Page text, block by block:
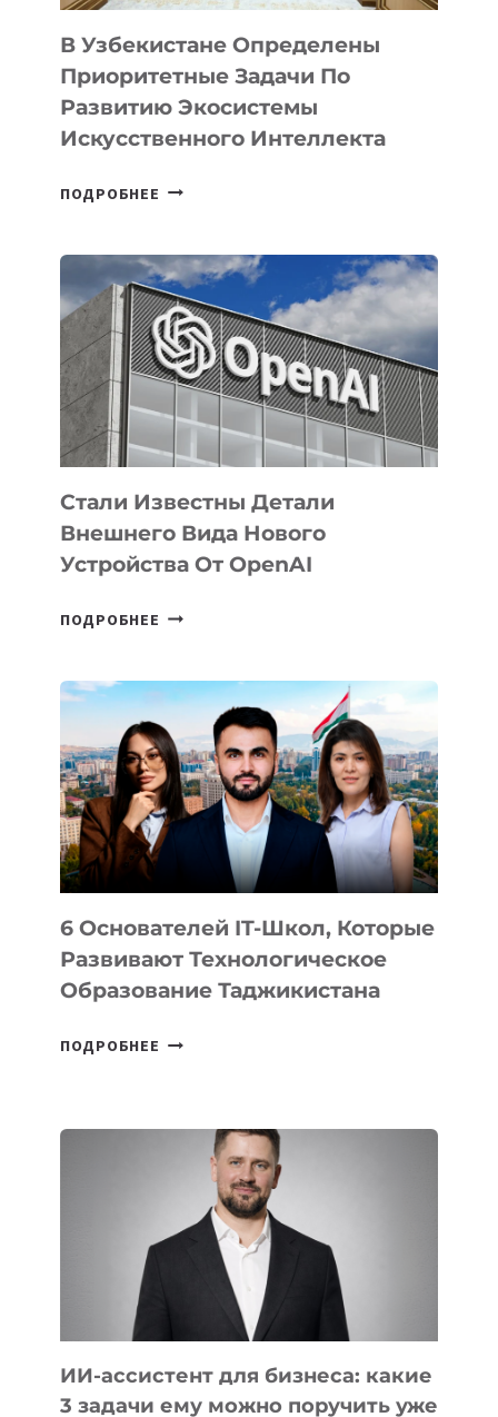
В Узбекистане Определены
Приоритетные Задачи По
Развитию Экосистемы
Искусственного Интеллекта
ПОДРОБНЕЕ
ПРИОРИТЕТНЫЕ
ЗАДАЧИ
ПО
РАЗВИТИЮ
ЭКОСИСТЕМЫ
ИСКУССТВЕННОГО
ИНТЕЛЛЕКТА
Стали Известны Детали
Внешнего Вида Нового
Устройства От OpenAI
ПОДРОБНЕЕ СТАЛИ
ВНЕШНЕГО
ВИДА
НОВОГО
УСТРОЙСТВА
ОТ
OPENAI
6 Основателей IT-Школ, Которые
Развивают Технологическое
Образование Таджикистана
ПОДРОБНЕЕ
КОТОРЫЕ
РАЗВИВАЮТ
ТЕХНОЛОГИЧЕСКОЕ
ОБРАЗОВАНИЕ
ТАДЖИКИСТАНА
ИИ-ассистент для бизнеса: какие
3 задачи ему можно поручить уже